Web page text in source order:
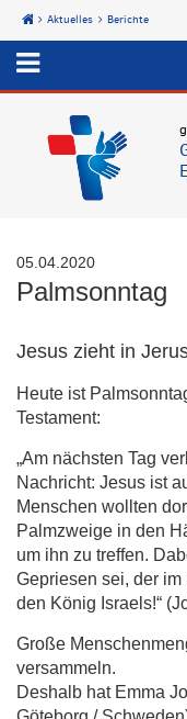
Start
Aktuelles Berichte
05.04.2020
Palmsonntag
Jesus zieht in
Heute ist
Testament:
„Am nächsten Tag
Nachricht: Jesus ist
Menschen wollten
Palmzweige in den
um ihn zu treffen.
Gepriesen sei, der
den König Israels!“
Große
versammeln.
Deshalb hat Emma